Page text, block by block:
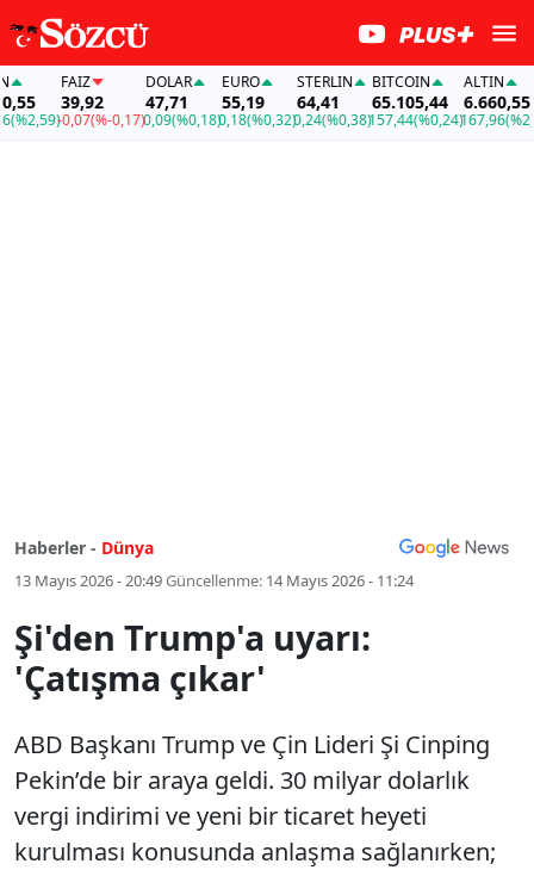
FAİZ
39,92
-0,07(%-0,17)
DOLAR
47,71
0,09(%0,18)
EURO
55,19
0,18(%0,32)
STERLIN
64,41
0,24(%0,38)
BITCOIN
65.105,44
157,44(%0,24)
ALTIN
6.660,55
167,96(%2,59)
FAİZ
-0,07
Haberler - Dünya
13 Mayıs 2026 - 20:49Güncellenme: 14 Mayıs 2026 - 11:24
Şi'den Trump'a uyarı:
'Çatışma çıkar'
ABD Başkanı Trump ve Çin Lideri Şi Cinping
Pekin’de bir araya geldi. 30 milyar dolarlık
vergi indirimi ve yeni bir ticaret heyeti
kurulması konusunda anlaşma sağlanırken;